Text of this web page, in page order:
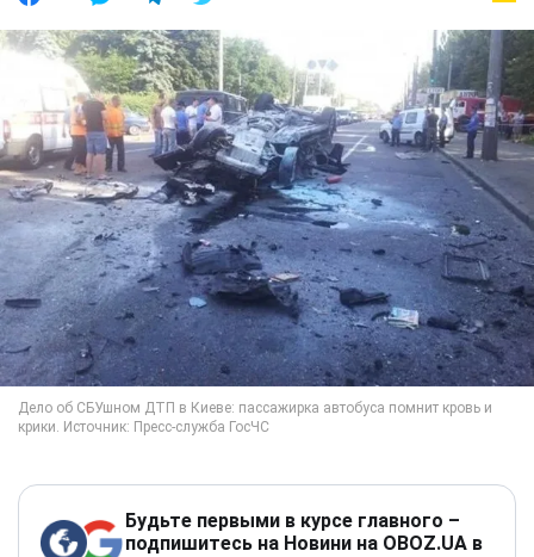
Будьте первыми в курсе главного –
подпишитесь на Новини на OBOZ.UA в